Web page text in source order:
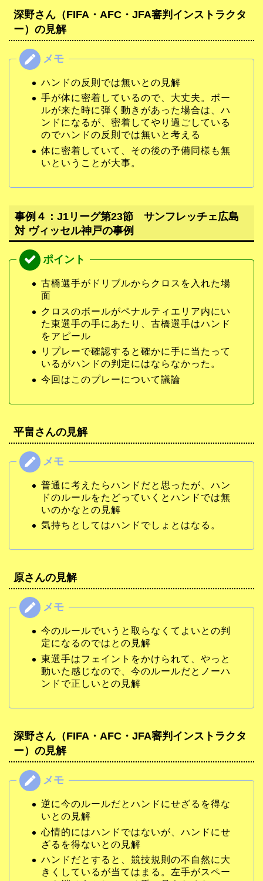
深野さん（FIFA・AFC・JFA審判インストラクタ
ー）の見解
ハンドの反則では無いとの見解
手が体に密着しているので、大丈夫。ボー
ルが来た時に弾く動きがあった場合は、ハ
ンドになるが、密着してやり過ごしている
のでハンドの反則では無いと考える
体に密着していて、その後の予備同様も無
いということが大事。
事例４：J1リーグ第23節 サンフレッチェ広島
対 ヴィッセル神戸の事例
古橋選手がドリブルからクロスを入れた場
面
クロスのボールがペナルティエリア内にい
た東選手の手にあたり、古橋選手はハンド
をアピール
リプレーで確認すると確かに手に当たって
いるがハンドの判定にはならなかった。
今回はこのプレーについて議論
平畠さんの見解
普通に考えたらハンドだと思ったが、ハン
ドのルールをたどっていくとハンドでは無
いのかなとの見解
気持ちとしてはハンドでしょとはなる。
原さんの見解
今のルールでいうと取らなくてよいとの判
定になるのではとの見解
東選手はフェイントをかけられて、やっと
動いた感じなので、今のルールだとノーハ
ンドで正しいとの見解
深野さん（FIFA・AFC・JFA審判インストラクタ
ー）の見解
逆に今のルールだとハンドにせざるを得な
いとの見解
心情的にはハンドではないが、ハンドにせ
ざるを得ないとの見解
ハンドだとすると、競技規則の不自然に大
きくしているが当てはまる。左手がスペー